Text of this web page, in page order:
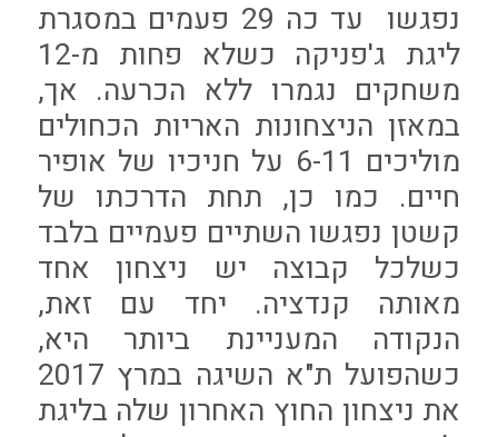
נפגשו עד כה 29 פעמים במסגרת
ליגת ג'פניקה כשלא פחות מ-12
משחקים נגמרו ללא הכרעה. אך,
במאזן הניצחונות האריות הכחולים
מוליכים 6-11 על חניכיו של אופיר
חיים. כמו כן, תחת הדרכתו של
קשטן נפגשו השתיים פעמיים בלבד
כשלכל קבוצה יש ניצחון אחד
מאותה קנדציה. יחד עם זאת,
הנקודה המעניינת ביותר היא,
כשהפועל ת"א השיגה במרץ 2017
את ניצחון החוץ האחרון שלה בליגת